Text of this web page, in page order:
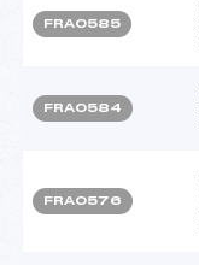
FRA0585
FRA0584
FRA0576